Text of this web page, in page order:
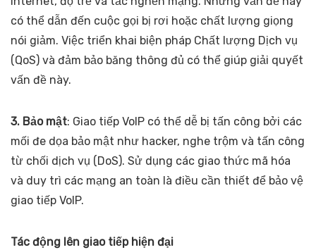
có thể dẫn đến cuộc gọi bị rơi hoặc chất lượng giọng
nói giảm. Việc triển khai biện pháp Chất lượng Dịch vụ
(QoS) và đảm bảo băng thông đủ có thể giúp giải quyết
vấn đề này.
3. Bảo mật: Giao tiếp VoIP có thể dễ bị tấn công bởi các
mối đe dọa bảo mật như hacker, nghe trộm và tấn công
từ chối dịch vụ (DoS). Sử dụng các giao thức mã hóa
và duy trì các mạng an toàn là điều cần thiết để bảo vệ
giao tiếp VoIP.
Tác động lên giao tiếp hiện đại